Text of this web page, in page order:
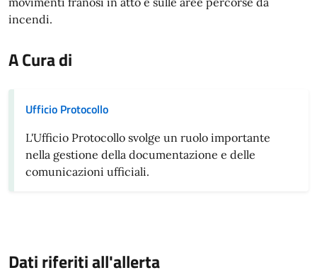
incendi.
A Cura di
Ufficio Protocollo
L'Ufficio Protocollo svolge un ruolo importante
nella gestione della documentazione e delle
comunicazioni ufficiali.
Dati riferiti all'allerta